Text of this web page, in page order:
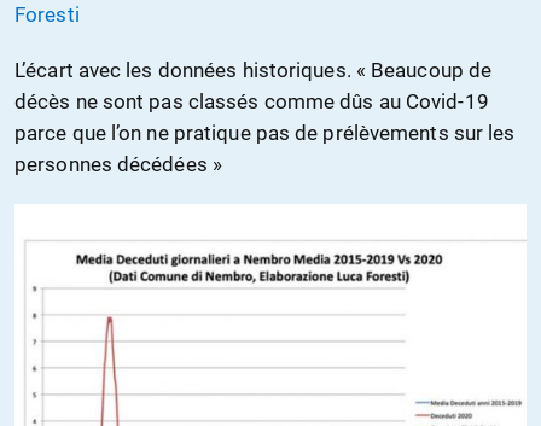
Foresti
L’écart avec les données historiques. « Beaucoup de
décès ne sont pas classés commedûs au Covid-19
parce que l’on ne pratique pas de prélèvements sur les
personnes décédées »